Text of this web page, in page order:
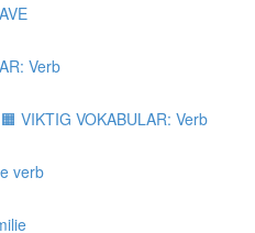
Verb
VIKTIG VOKABULAR: Verb
verb